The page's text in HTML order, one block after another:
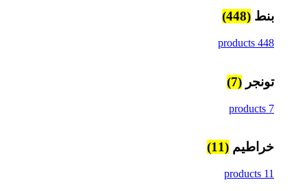
بنط (448)
448 products
تونجر (7)
7 products
خراطيم (11)
11 products